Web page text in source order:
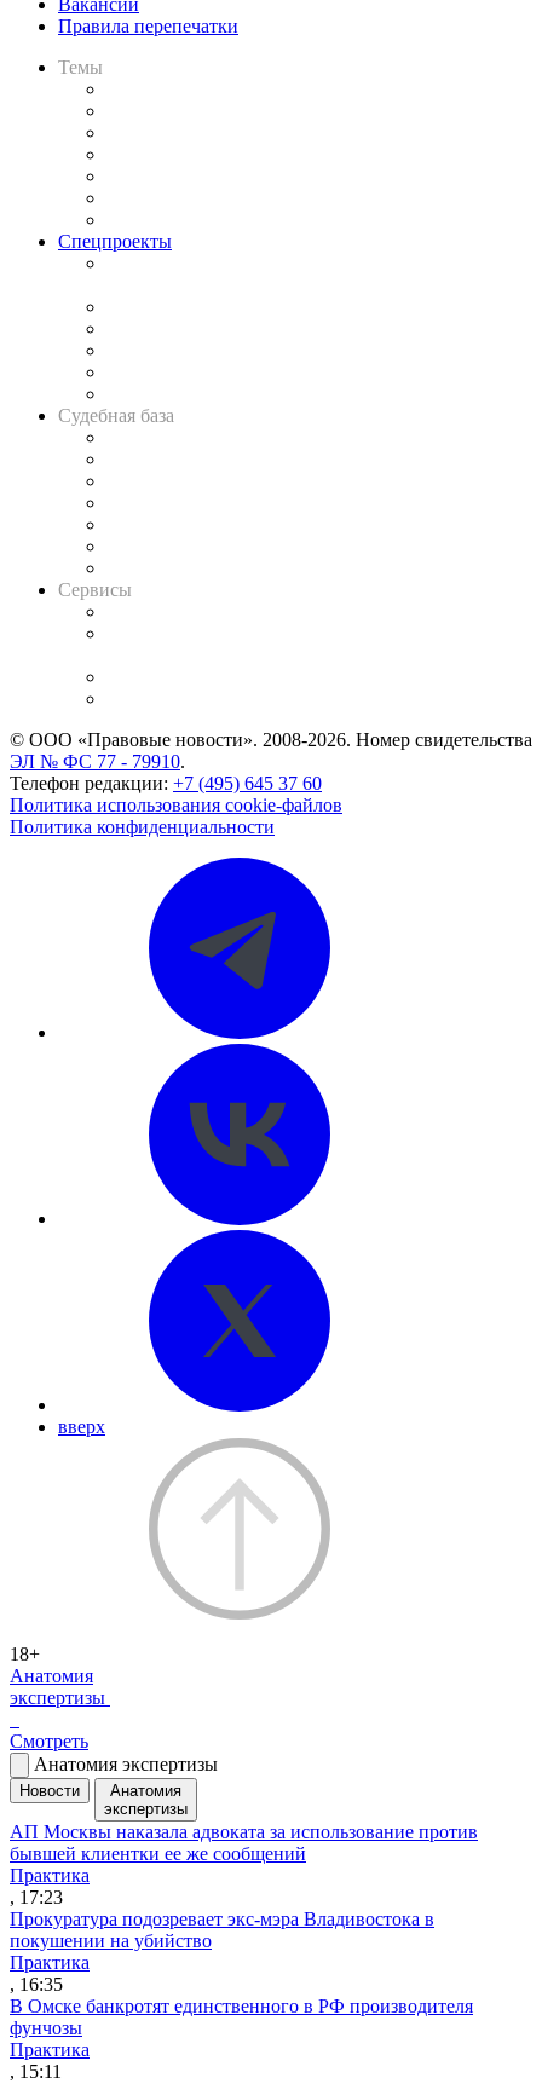
Правила перепечатки
Темы
Спецпроекты
Судебная база
Сервисы
© ООО «Правовые новости». 2008-2026. Номер свидетельства
ЭЛ № ФС 77 - 79910.
Телефон редакции: +7 (495) 645 37 60
Политика использования cookie-файлов
Политика конфиденциальности
вверх
18+
Анатомия
экспертизы
Смотреть
Анатомия экспертизы
Новости
Анатомия
экспертизы
АП Москвы наказала адвоката за использование против
бывшей клиентки ее же сообщений
Практика
, 17:23
Прокуратура подозревает экс-мэра Владивостока в
покушении на убийство
Практика
, 16:35
В Омске банкротят единственного в РФ производителя
фунчозы
Практика
, 15:11